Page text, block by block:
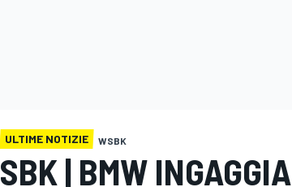
ULTIME NOTIZIE WSBK
SBK | BMW